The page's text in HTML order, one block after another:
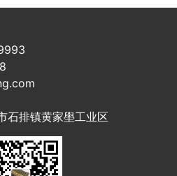
石排镇黄家壆工业区